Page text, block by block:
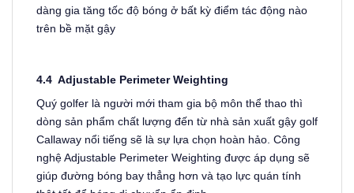
dàng gia tăng tốc độ bóng ở bất kỳ điểm tác động nào
trên bề mặt gậy
4.4 Adjustable Perimeter Weighting
Quý golfer là người mới tham gia bộ môn thể thao thì
dòng sản phẩm chất lượng đến từ nhà sản xuất gậy golf
Callaway nổi tiếng sẽ là sự lựa chọn hoàn hảo. Công
nghệ Adjustable Perimeter Weighting được áp dụng sẽ
giúp đường bóng bay thẳng hơn và tạo lực quán tính